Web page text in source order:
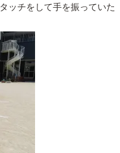
ッチをして手を振っていた